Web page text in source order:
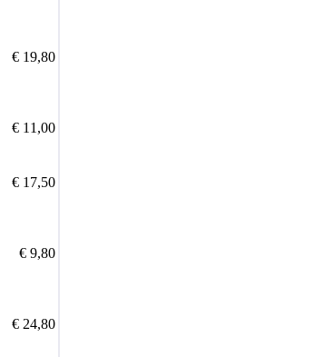
€ 19,80
€ 11,00
€ 17,50
€ 9,80
€ 24,80